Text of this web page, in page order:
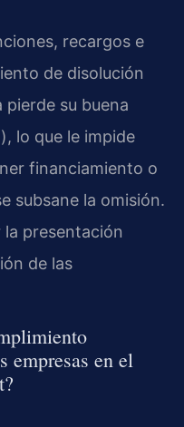
recargos e
de disolución
su buena
lo que le impide
financiamiento o
subsane la omisión.
presentación
de las
empresas en el